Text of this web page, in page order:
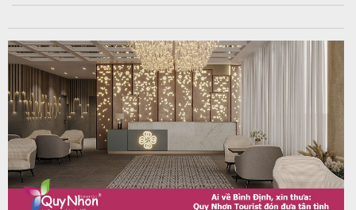
Tour
Phú
Yên
Tour